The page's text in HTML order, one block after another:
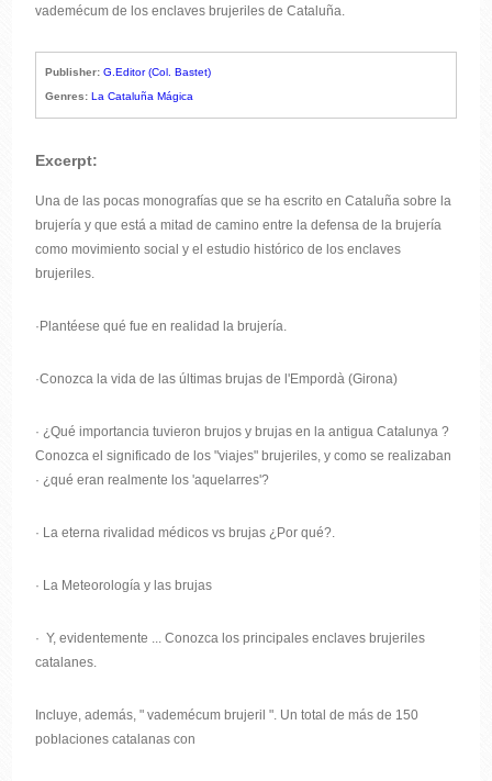
vademécum de los enclaves brujeriles de Cataluña.
Publisher: G.Editor (Col. Bastet)
Genres: La Cataluña Mágica
Excerpt:
Una de las pocas monografías que se ha escrito en Cataluña sobre la
brujería y que está a mitad de camino entre la defensa de la brujería
como movimiento social y el estudio histórico de los enclaves
brujeriles.
·Plantéese qué fue en realidad la brujería.
·Conozca la vida de las últimas brujas de l'Empordà (Girona)
· ¿Qué importancia tuvieron brujos y brujas en la antigua Catalunya ?
Conozca el significado de los "viajes" brujeriles, y como se realizaban
· ¿qué eran realmente los 'aquelarres'?
· La eterna rivalidad médicos vs brujas ¿Por qué?.
· La Meteorología y las brujas
· Y, evidentemente ... Conozca los principales enclaves brujeriles
catalanes.
Incluye, además, " vademécum brujeril ". Un total de más de 150
poblaciones catalanas con